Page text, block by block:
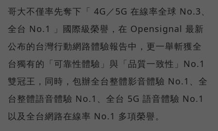
哥大不僅率先奪下「 4G／5G 在線率全球 No.3、
全台 No.1 」國際級榮譽，在 Opensignal 最新
公布的台灣行動網路體驗報告中，更一舉斬獲全
台獨有的「可靠性體驗」與「品質一致性」No.1
雙冠王，同時，包辦全台整體影音體驗 No.1、全
台整體語音體驗 No.1、全台 5G 語音體驗 No.1
以及全台網路在線率 No.1 多項榮譽。